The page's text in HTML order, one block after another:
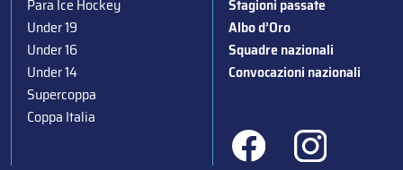
Para Ice Hockey
Under 19
Under 16
Under 14
Supercoppa
Coppa Italia
Stagioni passate
Albo d’Oro
Squadre nazionali
Convocazioni nazionali